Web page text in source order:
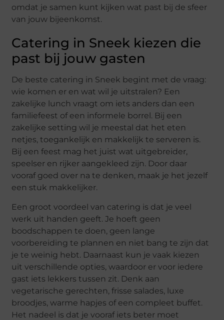
omdat je samen kunt kijken wat past bij de sfeer
van jouw bijeenkomst.
Catering in Sneek kiezen die
past bij jouw gasten
De beste catering in Sneek begint met de vraag:
wie komen er en wat wil je uitstralen? Een
zakelijke lunch vraagt om iets anders dan een
familiefeest of een informele borrel. Bij een
zakelijke setting wil je meestal dat het eten
netjes, toegankelijk en makkelijk te serveren is.
Bij een feest mag het juist wat uitgebreider,
speelser en rijker aangekleed zijn. Door daar
vooraf goed over na te denken, maak je het jezelf
een stuk makkelijker.
Een groot voordeel van catering is dat je veel
werk uit handen geeft. Je hoeft geen
boodschappen te doen, geen lange
voorbereiding te plannen en niet bang te zijn dat
je te weinig hebt. Daarnaast kun je vaak kiezen
uit verschillende opties, waardoor er voor iedere
gast iets lekkers tussen zit. Denk aan
vegetarische gerechten, frisse salades, luxe
broodjes, warme hapjes of een compleet buffet.
Het nadeel is dat je vooraf iets beter moet